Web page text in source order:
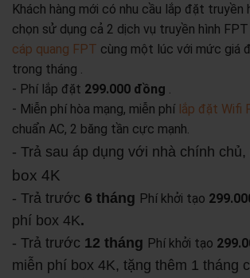
Khách hàng mới có nhu cầu lắp đặt truyền
chọn sử dụng cả 2 dịch vụ truyền hình
cáp quang FPT cùng một lúc với mức giá
trong tháng .
- Phí lắp đặt 299.000 đồng .
- Miễn phí hòa mạng, miễn phí lắp đặt Wifi
chuẩn AC, 2 băng tần cực mạnh.
- Trả sau áp dụng với nhà chính chủ,
box 4K
- Trả trước 6 tháng Phí khởi tạo
phí box 4K.
- Trả trước 12 tháng Phí khởi tạo
miễn phí box 4K, tặng thêm 1 tháng